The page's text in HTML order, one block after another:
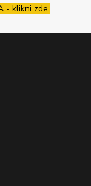
- klikni zde.